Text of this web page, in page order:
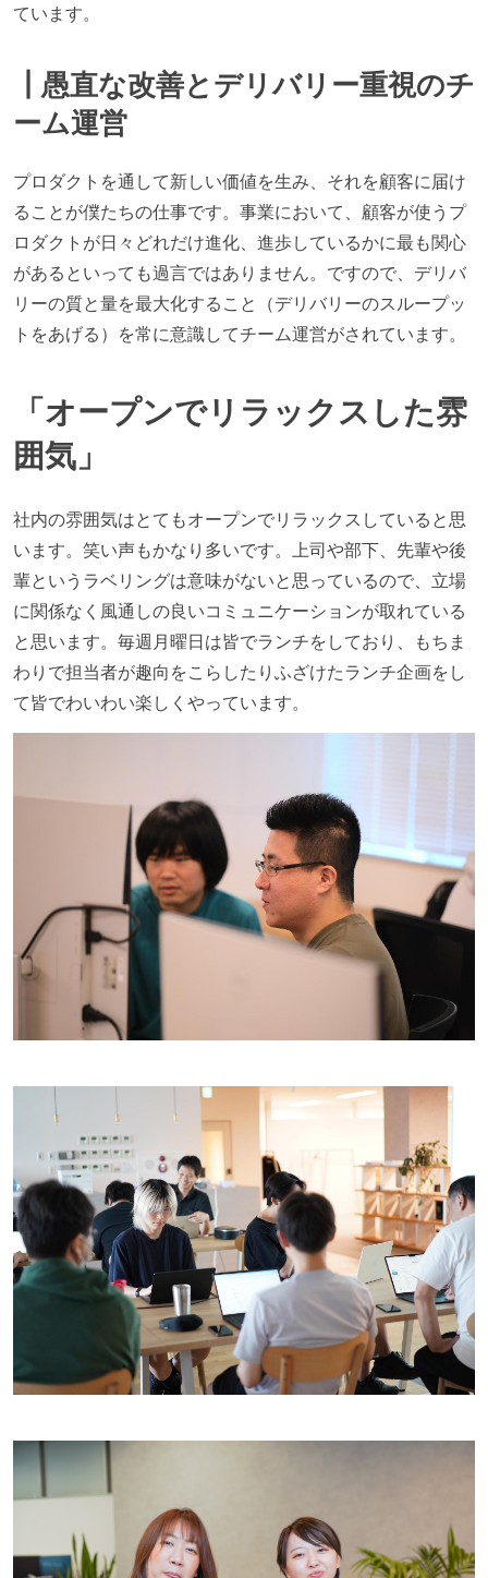
ています。
┃愚直な改善とデリバリー重視のチ
ーム運営
プロダクトを通して新しい価値を生み、それを顧客に届け
ることが僕たちの仕事です。事業において、顧客が使うプ
ロダクトが日々どれだけ進化、進歩しているかに最も関心
があるといっても過言ではありません。ですので、デリバ
リーの質と量を最大化すること（デリバリーのスループッ
トをあげる）を常に意識してチーム運営がされています。
「オープンでリラックスした雰
囲気」
社内の雰囲気はとてもオープンでリラックスしていると思
います。笑い声もかなり多いです。上司や部下、先輩や後
輩というラベリングは意味がないと思っているので、立場
に関係なく風通しの良いコミュニケーションが取れている
と思います。毎週月曜日は皆でランチをしており、もちま
わりで担当者が趣向をこらしたりふざけたランチ企画をし
て皆でわいわい楽しくやっています。